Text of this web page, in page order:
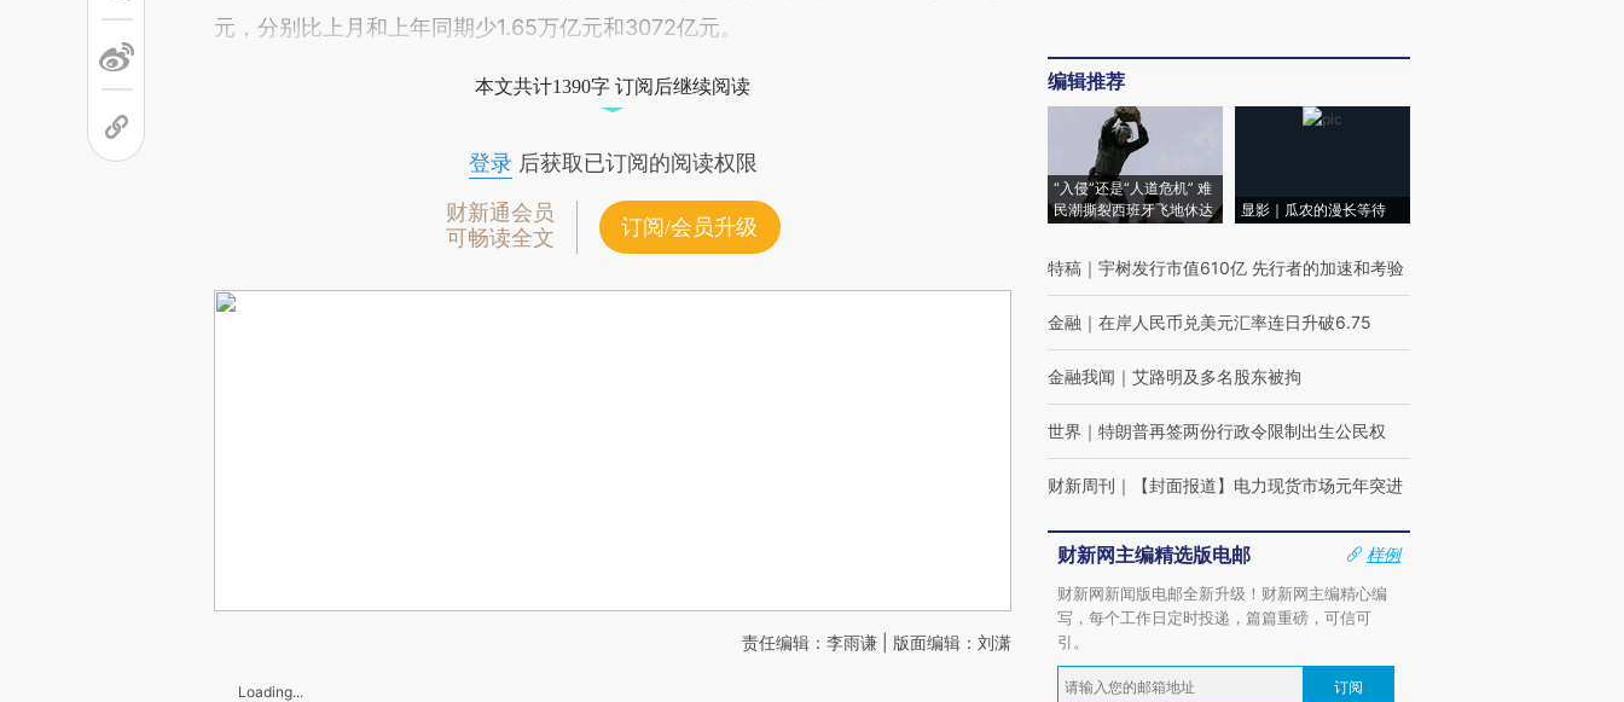
元，分别比上月和上年同期少1.65万亿元和3072亿元。
本文共计1390字 订阅后继续阅读
登录后获取已订阅的阅读权限
财新通会员
可畅读全文
订阅/会员升级
责任编辑：李雨谦 | 版面编辑：刘潇
Loading...
编辑推荐
“入侵”还是“人道危机” 难
民潮撕裂西班牙飞地休达
显影｜瓜农的漫长等待
特稿 ｜ 宇树发行市值610亿 先行者的加速和考验
金融 ｜ 在岸人民币兑美元汇率连日升破6.75
金融我闻 ｜ 艾路明及多名股东被拘
世界 ｜ 特朗普再签两份行政令限制出生公民权
财新周刊 ｜ 【封面报道】电力现货市场元年突进
财新网主编精选版电邮
样例
财新网新闻版电邮全新升级！财新网主编精心编
写，每个工作日定时投递，篇篇重磅，可信可
引。
订阅